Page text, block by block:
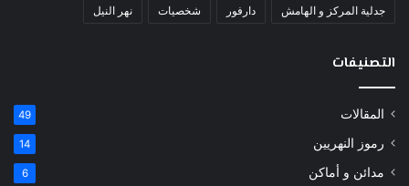
جدلية المركز و الهامش دارفور شخصيات نهر النيل
التصنيفات
المقالات 49
رموز النهريين 14
مدائن و أماكن 6